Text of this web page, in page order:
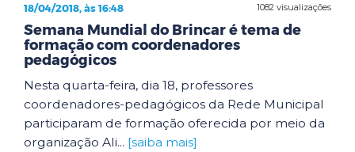
1082 visualizações
18/04/2018, às 16:48
Semana Mundial do Brincar é tema de
formação com coordenadores
pedagógicos
Nesta quarta-feira, dia 18, professores
coordenadores-pedagógicos da Rede Municipal
participaram de formação oferecida por meio da
organização Ali... [saiba mais]